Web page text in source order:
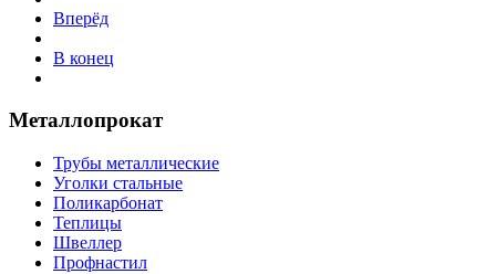
Вперёд
В конец
Металлопрокат
Трубы металлические
Уголки стальные
Поликарбонат
Теплицы
Швеллер
Профнастил